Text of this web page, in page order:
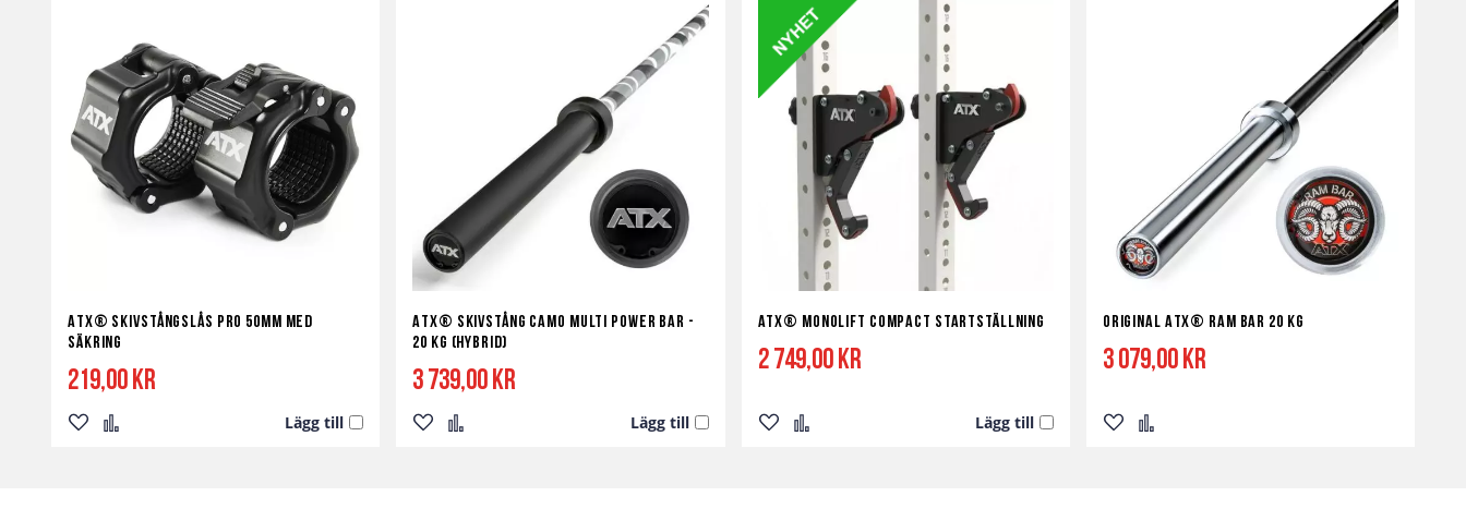
ATX® Skivstångslås Pro 50mm med
Säkring
219,00 kr
Lägg till
Lägg Lägg
ATX® Skivstång Camo Multi Power Bar -
20 kg (Hybrid)
3 739,00 kr
Lägg till
Lägg Lägg
ATX® Monolift Compact Startställning
2 749,00 kr
Lägg till
Lägg Lägg
Original ATX® RAM BAR 20 kg
3 079,00 kr
Lägg Lägg